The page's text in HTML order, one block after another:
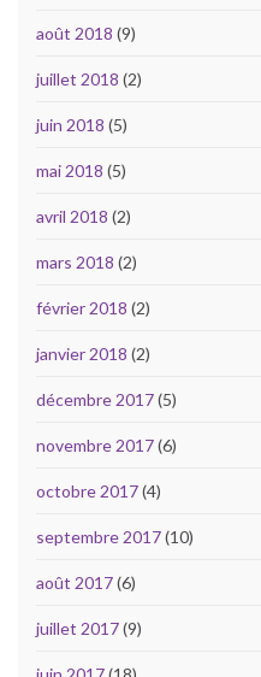
août 2018 (9)
juillet 2018 (2)
juin 2018 (5)
mai 2018 (5)
avril 2018 (2)
mars 2018 (2)
février 2018 (2)
janvier 2018 (2)
décembre 2017(5)
novembre 2017(6)
octobre 2017(4)
septembre 2017(10)
août 2017(6)
juillet 2017(9)